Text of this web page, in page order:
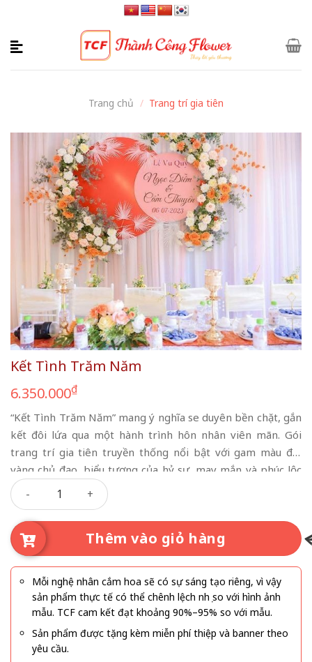
content
Trang chủ / Trang trí gia tiên
Kết Tình Trăm Năm
6.350.000₫
“Kết Tình Trăm Năm” mang ý nghĩa se duyên bền chặt, gắn
kết đôi lứa qua một hành trình hôn nhân viên mãn. Gói
trang trí gia tiên truyền thống nổi bật với gam màu đỏ
vàng chủ đạo, biểu tượng của hỷ sự, may mắn và phúc lộc
trọn vẹn.
Kết Tình Trăm Năm số lượng
Thêm vào giỏ hàng
Mỗi nghệ nhân cắm hoa sẽ có sự sáng tạo riêng, vì vậy
sản phẩm thực tế có thể chênh lệch nhẹ so với hình ảnh
mẫu. TCF cam kết đạt khoảng 90%–95% so với mẫu.
Sản phẩm được tặng kèm miễn phí thiệp và banner theo
yêu cầu.